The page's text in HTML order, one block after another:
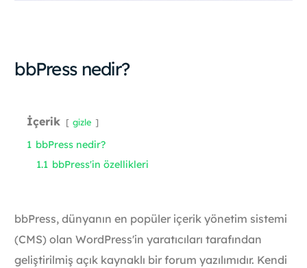
bbPress nedir?
İçerik gizle
1 bbPress nedir?
1.1 bbPress'in özellikleri
bbPress, dünyanın en popüler içerik yönetim sistemi
(CMS) olan WordPress'in yaratıcıları tarafından
geliştirilmiş açık kaynaklı bir forum yazılımıdır. Kendi